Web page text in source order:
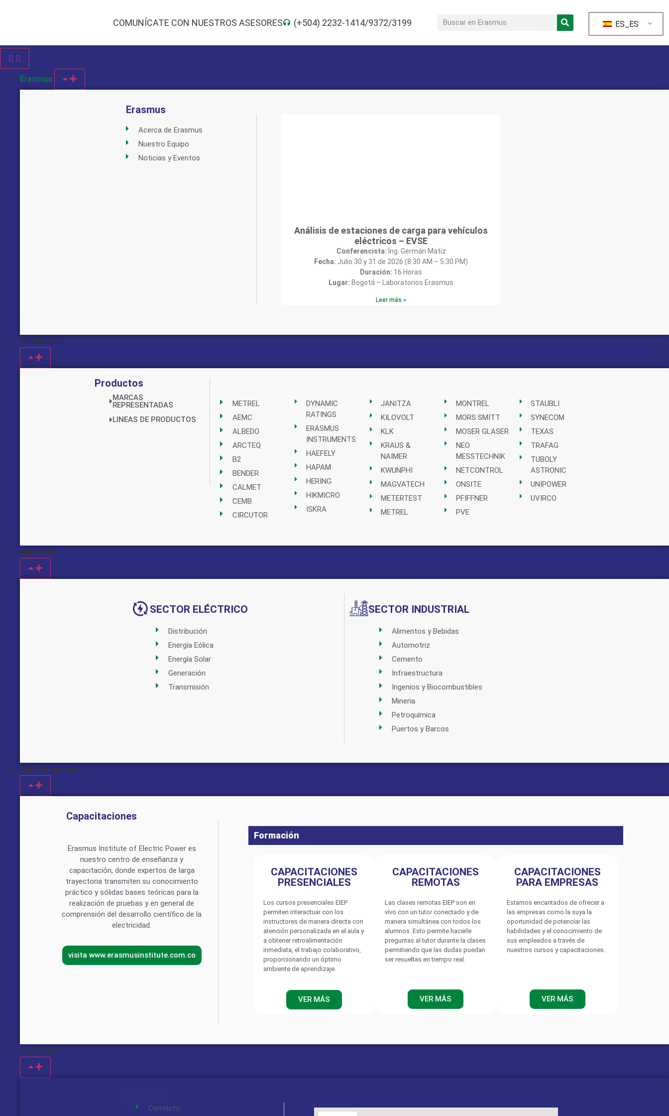
COMUNÍCATE CON NUESTROS ASESORES (+504) 2232-1414/9372/3199 ES_ES
Erasmus
Erasmus
Acerca de Erasmus
Nuestro Equipo
Noticias y Eventos
Análisis de estaciones de carga para vehículos
eléctricos – EVSE
Conferencista: Ing. Germán Matiz
Fecha: Julio 30 y 31 de 2026 (8:30 AM – 5:30 PM)
Duración: 16 Horas
Lugar: Bogotá – Laboratorios Erasmus
Leer más »
Productos
Productos
MARCAS
REPRESENTADAS
LINEAS DE PRODUCTOS
METREL
AEMC
ALBEDO
ARCTEQ
B2
BENDER
CALMET
CEMB
CIRCUTOR
DYNAMIC
RATINGS
ERASMUS
INSTRUMENTS
HAEFELY
HAPAM
HERING
HIKMICRO
ISKRA
JANITZA
KILOVOLT
KLK
KRAUS &
NAIMER
KWUNPHI
MAGVATECH
METERTEST
METREL
MONTREL
MORS SMITT
MOSER GLASER
NEO
MESSTECHNIK
NETCONTROL
ONSITE
PFIFFNER
PVE
STAUBLI
SYNECOM
TEXAS
TRAFAG
TUBOLY
ASTRONIC
UNIPOWER
UVIRCO
Aplicación
SECTOR ELÉCTRICO
Distribución
Energía Eólica
Energía Solar
Generación
Transmisión
SECTOR INDUSTRIAL
Alimentos y Bebidas
Automotriz
Cemento
Infraestructura
Ingenios y Biocombustibles
Mineria
Petroquímica
Puertos y Barcos
Capacitaciones
Capacitaciones
Erasmus Institute of Electric Power es
nuestro centro de enseñanza y
capacitación, donde expertos de larga
trayectoria transmiten su conocimiento
práctico y sólidas bases teóricas para la
realización de pruebas y en general de
comprensión del desarrollo científico de la
electricidad.
visita www.erasmusinstitute.com.co
Formación
CAPACITACIONES
PRESENCIALES
Los cursos presenciales EIEP
permiten interactuar con los
instructores de manera directa con
atención personalizada en el aula y
a obtener retroalimentación
inmediata, el trabajo colaborativo,
proporcionando un óptimo
ambiente de aprendizaje.
VER MÁS
CAPACITACIONES
REMOTAS
Las clases remotas EIEP son en
vivo con un tutor conectado y de
manera simultánea con todos los
alumnos. Esto permite hacerle
preguntas al tutor durante la clases
permitiendo que las dudas puedan
ser resueltas en tiempo real.
VER MÁS
CAPACITACIONES
PARA EMPRESAS
Estamos encantados de ofrecer a
las empresas como la suya la
oportunidad de potenciar las
habilidades y el conocimiento de
sus empleados a través de
nuestros cursos y capacitaciones.
VER MÁS
Contacto
Contacto